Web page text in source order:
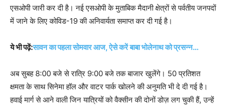
एसओपी जारी कर दी है। नई एसओपी के मुताबिक मैदानी क्षेत्रों से पर्वतीय जनपदों
में जाने के लिए कोविड-19 की अनिवार्यता समाप्त कर दी गई है।
ये भी पढ़ें:सावन का पहला सोमवार आज, ऐसे करें बाबा भोलेनाथ को प्रसन्न…
अब सुबह 8:00 बजे से रात्रि 9:00 बजे तक बाजार खुलेंगे। 50 प्रतिशत
क्षमता के साथ सिनेमा हॉल और वाटर पार्क खोलने की अनुमति भी दे दी गई है।
हवाई मार्ग से आने वाली जिन यात्रियों को वैक्सीन की दोनों डोज़ लग चुकी हैं, उन्हें